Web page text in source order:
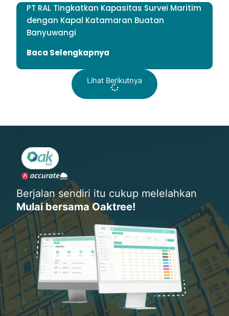
PT RAL Tingkatkan Kapasitas Survei Maritim
dengan Kapal Katamaran Buatan
Banyuwangi
Baca Selengkapnya
Lihat Berikutnya
Berjalan sendiri itu cukup melelahkan
Mulai bersama Oaktree!